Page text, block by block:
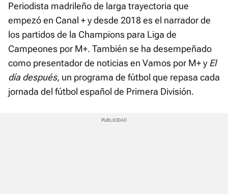
Periodista madrileño de larga trayectoria que
empezó en Canal + y desde 2018 es el narrador de
los partidos de la Champions para Liga de
Campeones por M+. También se ha desempeñado
como presentador de noticias en Vamos por M+ y El
día después, un programa de fútbol que repasa cada
jornada del fútbol español de Primera División.